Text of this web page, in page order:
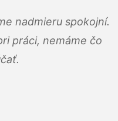
nadmieru spokojní.
práci, nemáme čo